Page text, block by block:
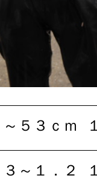
～５３ｃｍ
３～１．２